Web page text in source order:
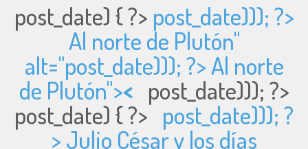
post_date) { ?> post_date))); ?>
Al norte de Plutón"
alt="post_date))); ?> Al norte
de Plutón">< post_date))); ?>
post_date) { ?> post_date))); ?
> Julio César y los días